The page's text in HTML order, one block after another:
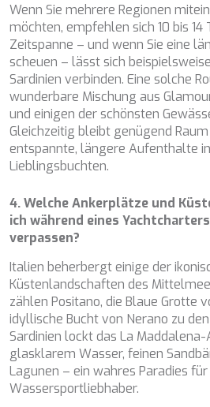
Wenn Sie mehrere Regionen
möchten, empfehlen sich 10 bis 14
Zeitspanne – und wenn Sie eine
scheuen – lässt sich
Sardinien verbinden. Eine solche
wunderbare Mischung aus
und einigen der schönsten
Gleichzeitig bleibt genügend
entspannte, längere Aufenthalte
Lieblingsbuchten.
4. Welche Ankerplätze und
ich während eines
verpassen?
Italien beherbergt einige der
Küstenlandschaften des
zählen Positano, die Blaue Grotte
idyllische Bucht von Nerano zu
Sardinien lockt das La
glasklarem Wasser, feinen
Lagunen – ein wahres Paradies
Wassersportliebhaber.